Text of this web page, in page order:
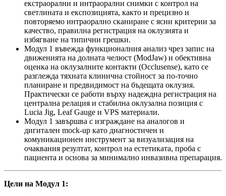
екстраорални и интраорални снимки с контрол на
светлината и експозицията, както и прецизно и
повторяемо интраорално сканиране с ясни критерии за
качество, правилна регистрация на оклузията и
избягване на типични грешки.
Модул 1 въвежда функционалния анализ чрез запис на
движенията на долната челюст (ModJaw) и обективна
оценка на оклузалните контакти (Occlusense), като се
разглежда тяхната клинична стойност за по-точно
планиране и предвидимост на бъдещата оклузия.
Практически се работи върху надеждна регистрация на
централна релация и стабилна оклузална позиция с
Lucia Jig, Leaf Gauge и VPS материали.
Модул 1 завършва с изграждане на аналогов и
дигитален mock-up като диагностичен и
комуникационен инструмент за визуализация на
очаквания резултат, контрол на естетиката, проба с
пациента и основа за минимално инвазивна препарация.
Цели на Модул 1: